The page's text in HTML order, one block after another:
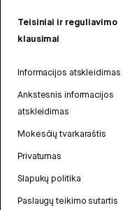
Teisiniai ir reguliavimo
klausimai
Informacijos atskleidimas
Ankstesnis informacijos
atskleidimas
Mokesčių tvarkaraštis
Privatumas
Slapukų politika
Paslaugų teikimo sutartis